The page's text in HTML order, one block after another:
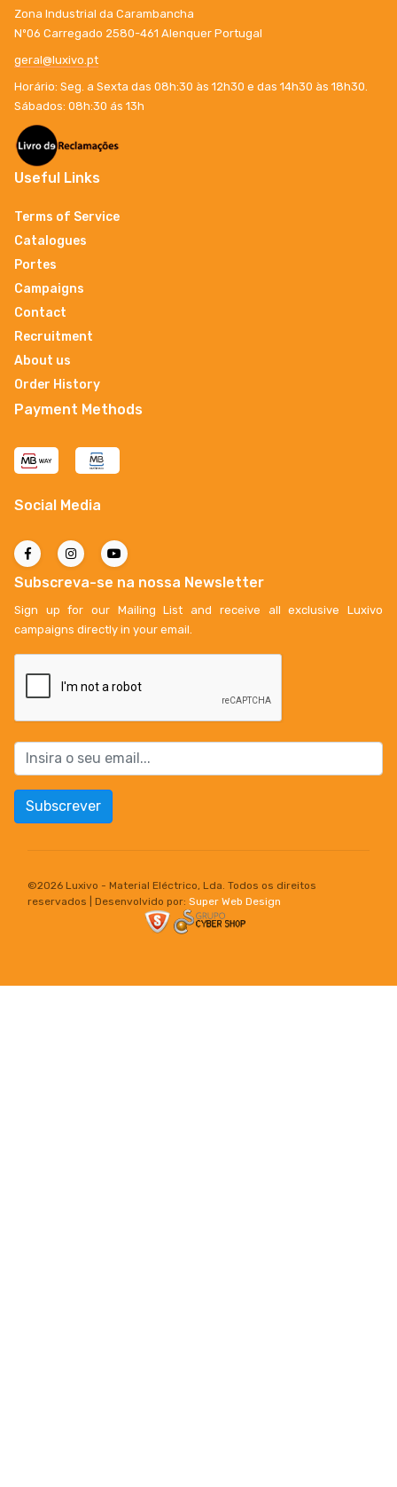
Zona Industrial da Carambancha
Nº06 Carregado 2580-461 Alenquer Portugal
geral@luxivo.pt
Horário: Seg. a Sexta das 08h:30 às 12h30 e das 14h30 às 18h30.
Sábados: 08h:30 ás 13h
Useful Links
Terms of Service
Catalogues
Portes
Campaigns
Contact
Recruitment
About us
Order History
Payment Methods
Social Media
Subscreva-se na nossa Newsletter
Sign up for our Mailing List and receive all exclusive Luxivo
campaigns directly in your email.
Subscrever
©2026 Luxivo - Material Eléctrico, Lda. Todos os direitos
reservados | Desenvolvido por: Super Web Design